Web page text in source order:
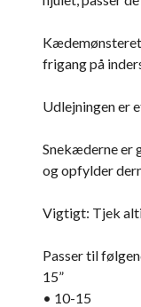
frigang på
Udlejningen er
Snekæderne er
og opfylder
Vigtigt: Tjek
Passer til
15”
• 10-15